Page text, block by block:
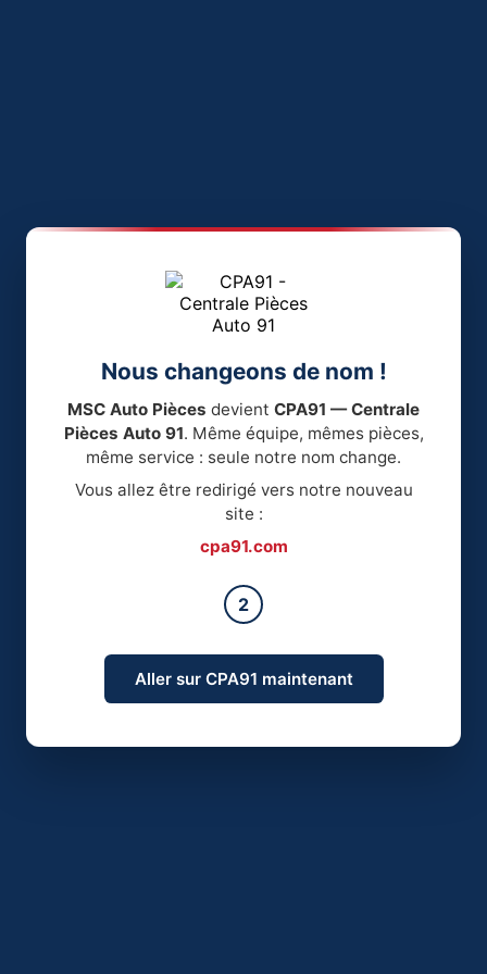
Nous changeons de nom !
MSC Auto Pièces devient CPA91 — Centrale
Pièces Auto 91. Même équipe, mêmes pièces,
même service : seule notre nom change.
Vous allez être redirigé vers notre nouveau
site :
cpa91.com
2
Aller sur CPA91 maintenant